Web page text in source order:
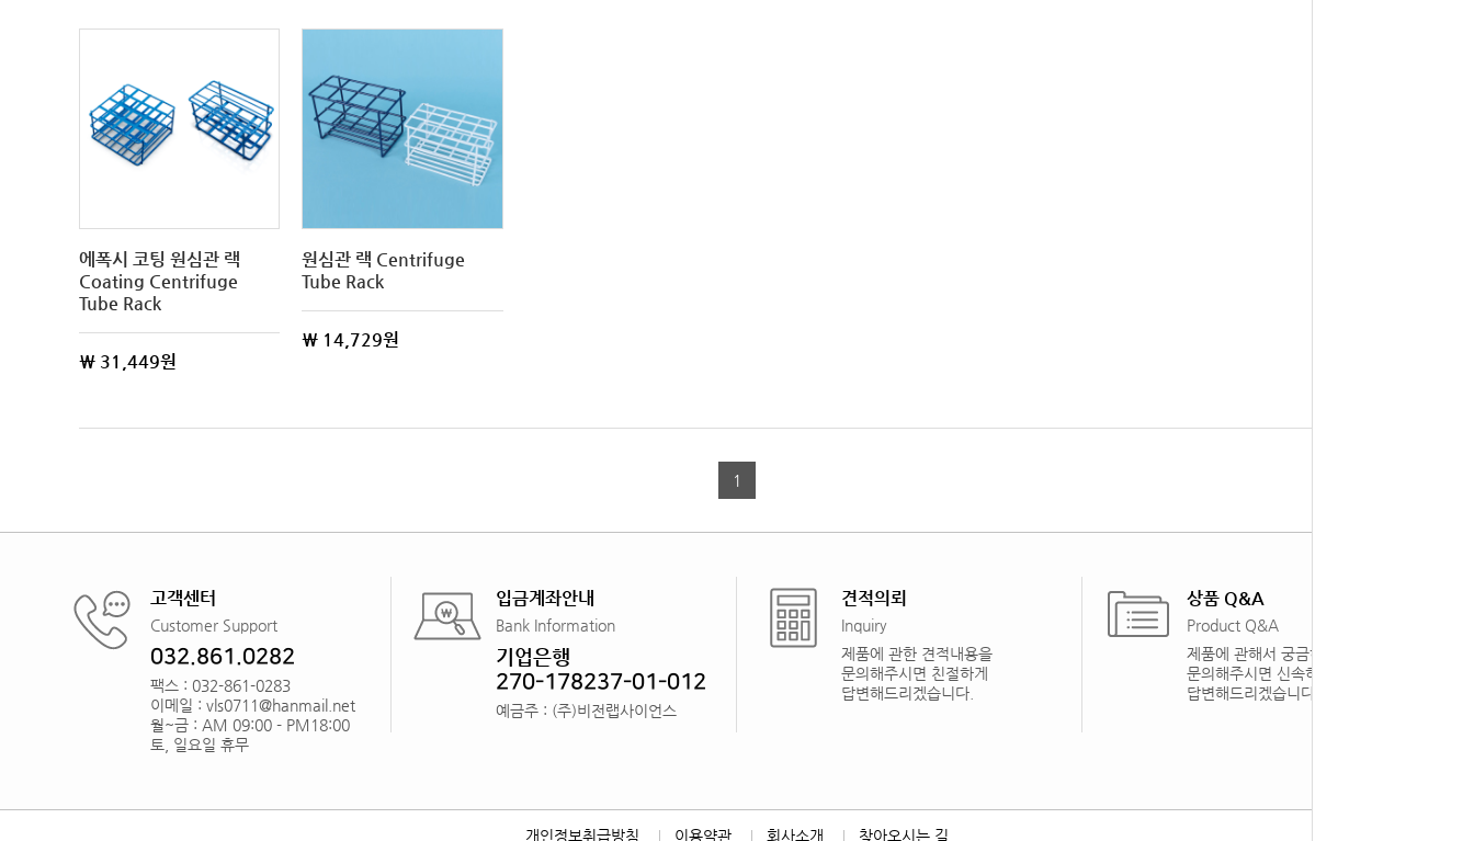
에폭시 코팅 원심관 랙
Coating Centrifuge
Tube Rack
\ 31,449원
원심관 랙 Centrifuge
Tube Rack
\ 14,729원
1
고객센터
Customer Support
032.861.0282
팩스 : 032-861-0283
이메일 : vls0711@hanmail.net
월~금 : AM 09:00 - PM18:00
토, 일요일 휴무
입금계좌안내
Bank Information
기업은행
270-178237-01-012
예금주 : (주)비전랩사이언스
견적의뢰
Inquiry
제품에 관한 견적내용을
문의해주시면 친절하게
답변해드리겠습니다.
상품 Q&A
Product Q&A
제품에 관해서 궁금하신 점을
문의해주시면 신속하게
답변해드리겠습니다.
개인정보취급방침 이용약관 회사소개 찾아오시는 길